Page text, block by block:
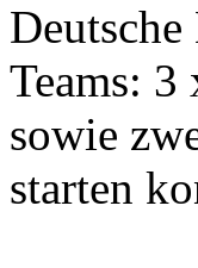
Teams:
sowie
starten